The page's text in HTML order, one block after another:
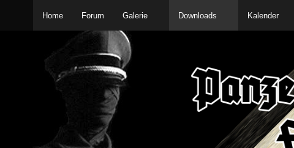
Home Forum Galerie Downloads Kalender